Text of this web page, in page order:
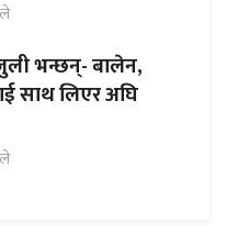
भन्छन्- बालेन,
साथ लिएर अघि